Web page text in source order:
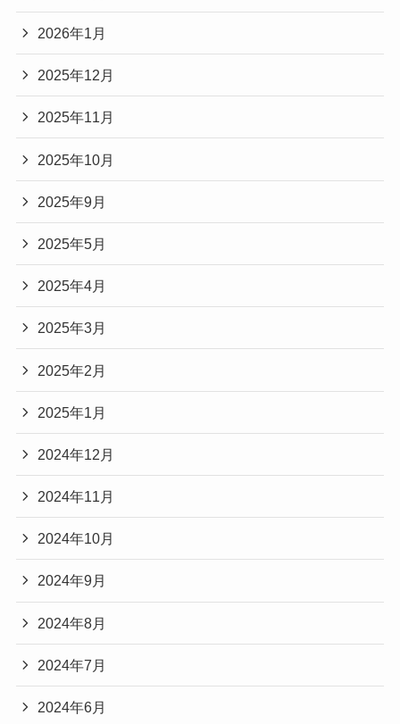
2026年1月
2025年12月
2025年11月
2025年10月
2025年9月
2025年5月
2025年4月
2025年3月
2025年2月
2025年1月
2024年12月
2024年11月
2024年10月
2024年9月
2024年8月
2024年7月
2024年6月